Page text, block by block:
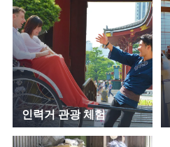
인력거 관광 체험